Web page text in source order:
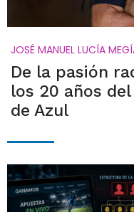
JOSÉ MANUEL LUCÍA
De la pasión
los 20 años
de Azul